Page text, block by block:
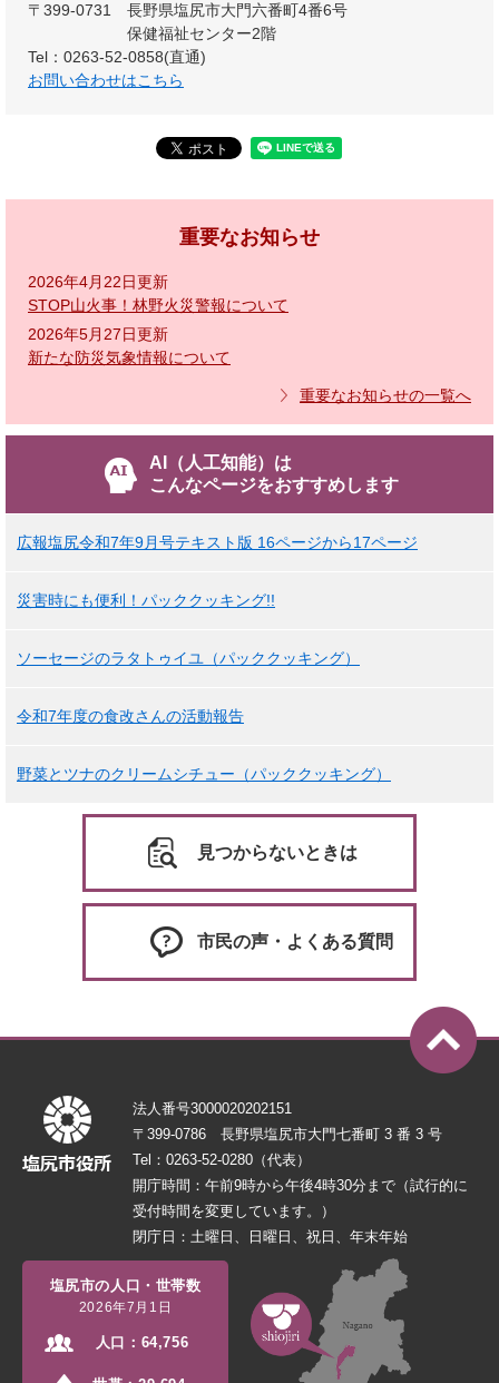
〒399-0731
長野県塩尻市大門六番町4番6号
保健福祉センター2階
Tel：0263-52-0858(直通)
お問い合わせはこちら
重要なお知らせ
2026年4月22日更新
STOP山火事！林野火災警報について
2026年5月27日更新
新たな防災気象情報について
重要なお知らせの一覧へ
AI（人工知能）は
こんなページをおすすめします
広報塩尻令和7年9月号テキスト版 16ページから17ページ
災害時にも便利！パッククッキング!!
ソーセージのラタトゥイユ（パッククッキング）
令和7年度の食改さんの活動報告
野菜とツナのクリームシチュー（パッククッキング）
見つからないときは
市民の声・よくある質問
法人番号3000020202151
〒399-0786 長野県塩尻市大門七番町 3 番 3 号
Tel：0263-52-0280（代表）
開庁時間：午前9時から午後4時30分まで（試行的に
受付時間を変更しています。）
閉庁日：土曜日、日曜日、祝日、年末年始
塩尻市の人口・世帯数
2026年7月1日
人口： 64,756